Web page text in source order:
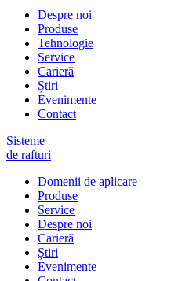
Despre noi
Produse
Tehnologie
Service
Carieră
Știri
Evenimente
Contact
Sisteme
de rafturi
Domenii de aplicare
Produse
Service
Despre noi
Carieră
Știri
Evenimente